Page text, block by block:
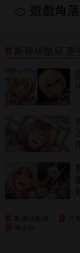
🍊 遊戲角
斯穆絲酷兒 更
斯穆絲酷兒 芒
紳士向